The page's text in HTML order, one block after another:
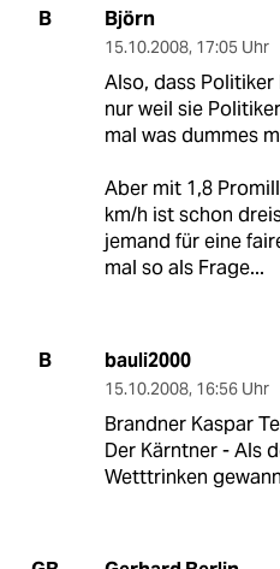
B Björn
15.10.2008, 17:05 Uhr
Also, dass Politiker
nur weil sie
mal was dummes
Aber mit 1,8
km/h ist schon
jemand für eine
mal so als Frage...
B bauli2000
15.10.2008, 16:56 Uhr
Brandner Kaspar
Der Kärntner - Als
Wetttrinken